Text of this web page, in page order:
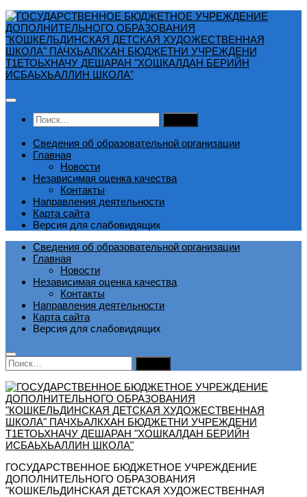
Перейти
к
содержимому
Найти:
Сведения об образовательной организации
Главная
Новости
Независимая оценка качества
Контакты
Направления деятельности
Карта сайта
Версия для слабовидящих
Сведения об образовательной организации
Главная
Новости
Независимая оценка качества
Контакты
Направления деятельности
Карта сайта
Версия для слабовидящих
Найти:
ГОСУДАРСТВЕННОЕ БЮДЖЕТНОЕ УЧРЕЖДЕНИЕ
ДОПОЛНИТЕЛЬНОГО ОБРАЗОВАНИЯ
"КОШКЕЛЬДИНСКАЯ ДЕТСКАЯ ХУДОЖЕСТВЕННАЯ